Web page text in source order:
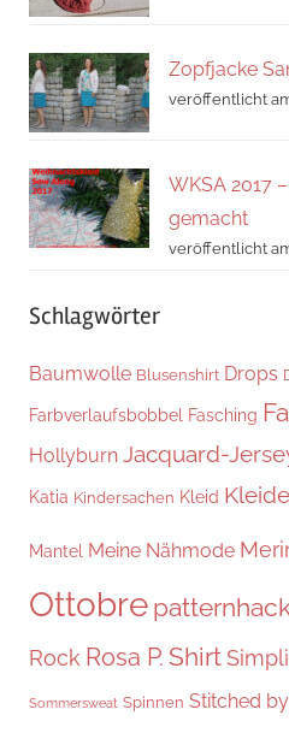
Zopfjacke
veröffentlicht
WKSA 2017
gemacht
veröffentlicht
Schlagwörter
Baumwolle Blusenshirt Drops
Farbverlaufsbobbel Fasching
Hollyburn Jacquard-
Katia Kindersachen Kleid
Mantel Meine Nähmode
Ottobre
Rock Rosa P. Shirt
Sommersweat Spinnen Stitched